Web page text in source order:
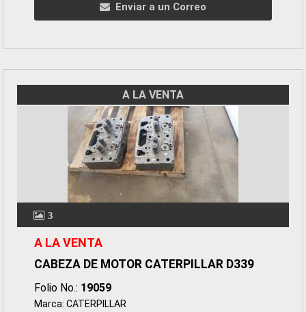
Enviar a un Correo
A LA VENTA
3
A LA VENTA
CABEZA DE MOTOR CATERPILLAR D339
Folio No.: 19059
Marca: CATERPILLAR